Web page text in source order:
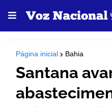
Página inicial Bahia
Santana